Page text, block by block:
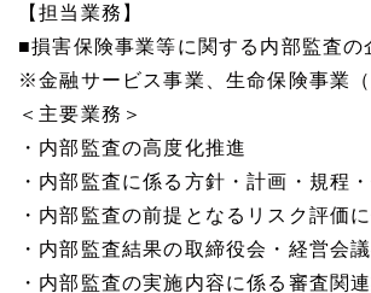
【担当業務】
■損害保険事業等に関する内部監査の
※金融サービス事業、生命保険事業
＜主要業務＞
・内部監査の高度化推進
・内部監査に係る方針・計画・規程
・内部監査の前提となるリスク評価
・内部監査結果の取締役会・経営会
・内部監査の実施内容に係る審査関